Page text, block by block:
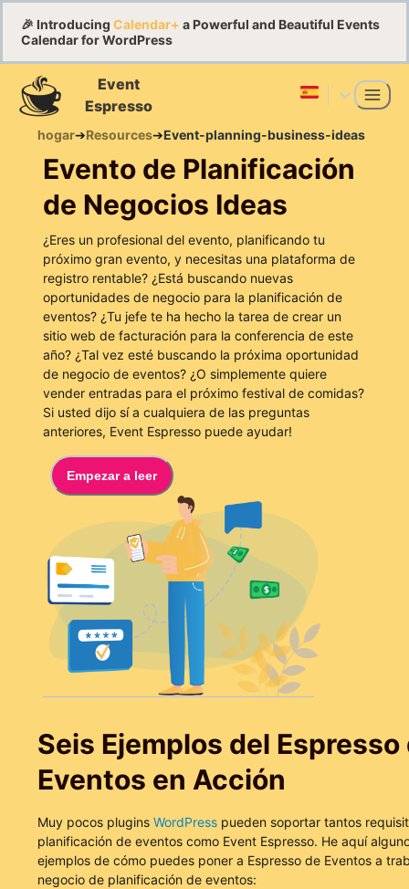
🎉 Introducing Calendar+ a Powerful and Beautiful Events
Calendar for WordPress
Event
Espresso
hogar➔Resources➔Event-planning-business-ideas
Evento de Planificación
de Negocios Ideas
¿Eres un profesional del evento, planificando tu
próximo gran evento, y necesitas una plataforma de
registro rentable? ¿Está buscando nuevas
oportunidades de negocio para la planificación de
eventos? ¿Tu jefe te ha hecho la tarea de crear un
sitio web de facturación para la conferencia de este
año? ¿Tal vez esté buscando la próxima oportunidad
de negocio de eventos? ¿O simplemente quiere
vender entradas para el próximo festival de comidas?
Si usted dijo sí a cualquiera de las preguntas
anteriores, Event Espresso puede ayudar!
Empezar a leer
Seis Ejemplos del Espresso
Eventos en Acción
Muy pocos plugins WordPresspueden soportar tantos
planificación de eventos como Event Espresso. He aquí
ejemplos de cómo puedes poner a Espresso de Eventos a
negocio de planificación de eventos: